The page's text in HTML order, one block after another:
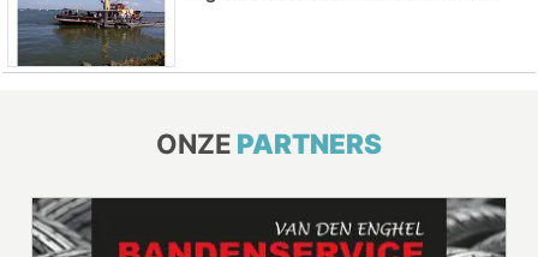
ONZE PARTNERS